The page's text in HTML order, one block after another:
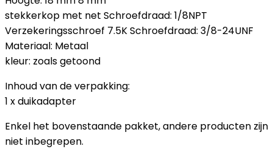
stekkerkop met net Schroefdraad: 1/8NPT
Verzekeringsschroef 7.5K Schroefdraad: 3/8-24UNF
Materiaal: Metaal
kleur: zoals getoond
Inhoud van de verpakking:
1 x duikadapter
Enkel het bovenstaande pakket, andere producten zijn
niet inbegrepen.